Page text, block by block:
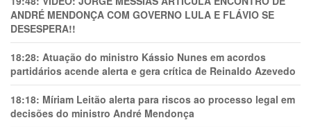
ANDRÉ MENDONÇA COM GOVERNO LULA E FLÁVIO SE
DESESPERA!!
18:28: Atuação do ministro Kássio Nunes em acordos
partidários acende alerta e gera crítica de Reinaldo Azevedo
18:18: Míriam Leitão alerta para riscos ao processo legal em
decisões do ministro André Mendonça